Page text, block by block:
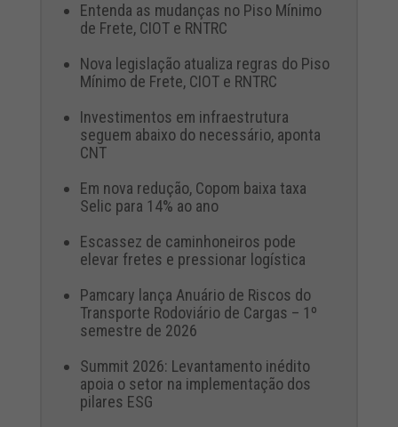
Entenda as mudanças no Piso Mínimo
de Frete, CIOT e RNTRC
Nova legislação atualiza regras do Piso
Mínimo de Frete, CIOT e RNTRC
Investimentos em infraestrutura
seguem abaixo do necessário, aponta
CNT
Em nova redução, Copom baixa taxa
Selic para 14% ao ano
Escassez de caminhoneiros pode
elevar fretes e pressionar logística
Pamcary lança Anuário de Riscos do
Transporte Rodoviário de Cargas – 1º
semestre de 2026
Summit 2026: Levantamento inédito
apoia o setor na implementação dos
pilares ESG